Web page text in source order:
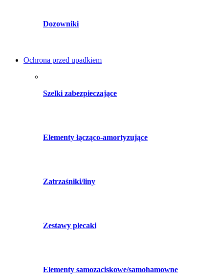
Dozowniki
Ochrona przed upadkiem
Szelki zabezpieczające
Elementy łącząco-amortyzujące
Zatrzaśniki/liny
Zestawy plecaki
Elementy samozaciskowe/samohamowne